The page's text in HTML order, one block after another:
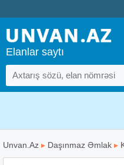
Elanlar saytı
Unvan.Az ▸ Daşınmaz Əmlak ▸